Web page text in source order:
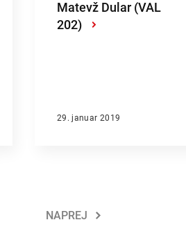
Matevž Dular (VAL
202)
›
29. januar 2019
NAPREJ